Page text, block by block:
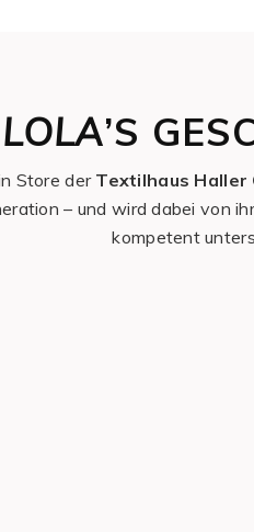
LOLA’S
Store der Textilhaus Haller
– und wird dabei von
kompetent